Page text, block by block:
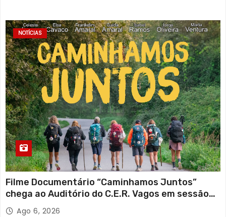
NOTÍCIAS
Filme Documentário “Caminhamos Juntos”
chega ao Auditório do C.E.R. Vagos em sessão
solidária
Ago 6, 2026